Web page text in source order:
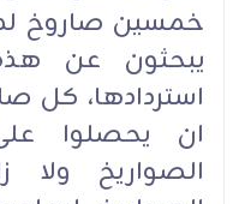
خمسين صاروخ لم
يبحثون عن
استردادها، كل
ان يحصلوا
الصواريخ ولا